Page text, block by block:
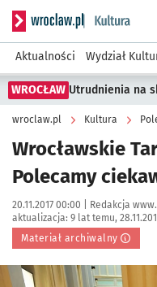
Serwis informacyjny
Aktualności Wydział
WROCŁAW Utrudnienia na
wroclaw.pl Kultura
Wrocławskie
Polecamy
Data publikacji:
20.11.2017 00:00 | Autor:
Redakcja
aktualizacja: 9 lat temu,
Materiał archiwalny
Kliknij, aby powiększyć